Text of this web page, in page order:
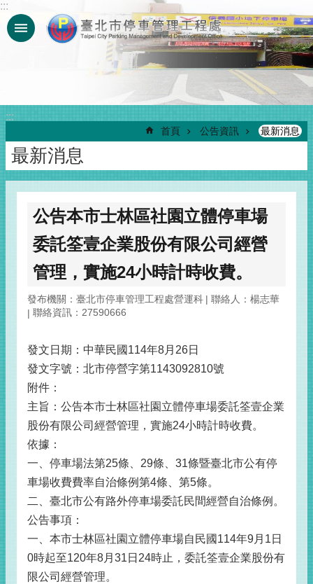
跳到主要內容區塊
:::
:::
首頁 公告資訊 最新消息
最新消息
公告本市士林區社園立體停車場
委託筌壹企業股份有限公司經營
管理，實施24小時計時收費。
發布機關：臺北市停車管理工程處營運科
聯絡人：楊志華
聯絡資訊：27590666
發文日期：中華民國114年8月26日
發文字號：北市停營字第1143092810號
附件：
主旨：公告本市士林區社園立體停車場委託筌壹企業
股份有限公司經營管理，實施24小時計時收費。
依據：
一、停車場法第25條、29條、31條暨臺北市公有停
車場收費費率自治條例第4條、第5條。
二、臺北市公有路外停車場委託民間經營自治條例。
公告事項：
一、本市士林區社園立體停車場自民國114年9月1日
0時起至120年8月31日24時止，委託筌壹企業股份有
限公司經營管理。